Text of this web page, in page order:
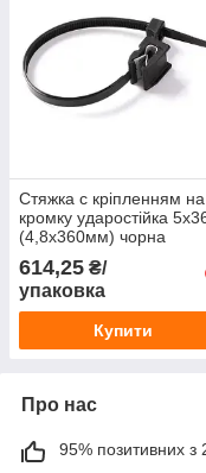
Стяжка с кріпленням на
кромку ударостійка
(4,8х360мм) чорна
614,25 ₴/
упаковка
Купити
Про нас
95% позитивних з